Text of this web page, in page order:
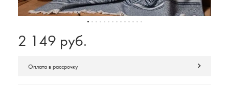
2 149 руб.
Оплата в рассрочку